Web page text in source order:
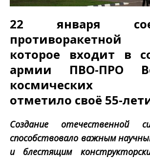
22 января
противоракетной
которое входит в
армии ПВО-ПРО
отметило своё 55-
Создание отечественной
способствовало важным
и блестящим